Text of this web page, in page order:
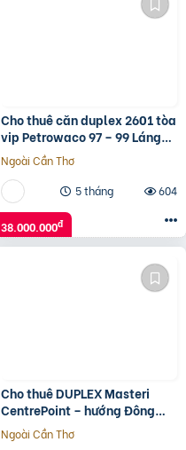
Cho thuê căn duplex 2601 tòa
vip Petrowaco 97 – 99 Láng
Hạ tặng nội thất sang trọng
tiêu chuẩn 5*
Ngoài Cần Thơ
5 tháng
604
38.000.000đ
Cho thuê DUPLEX Masteri
CentrePoint – hướng Đông
Nam, căn góc phù hợp ở vừa
kinh doanh
Ngoài Cần Thơ